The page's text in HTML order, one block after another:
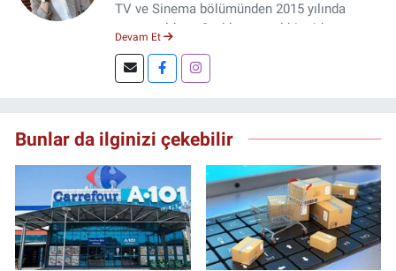
TV ve Sinema bölümünden 2015 yılında
mezun oldum. 3 yıl kurumsal bir şirkette
DoğuGazetesi.com internet haber sitesinde
muhabirlik yapıyor ve içerik üretiyorum.
Devam Et
Bunlar da ilginizi çekebilir